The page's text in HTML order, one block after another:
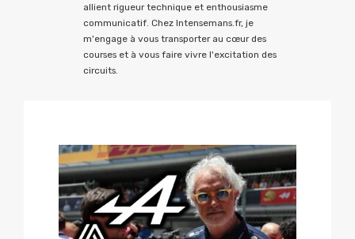
allient rigueur technique et enthousiasme
communicatif. Chez Intensemans.fr, je
m'engage à vous transporter au cœur des
courses et à vous faire vivre l'excitation des
circuits.